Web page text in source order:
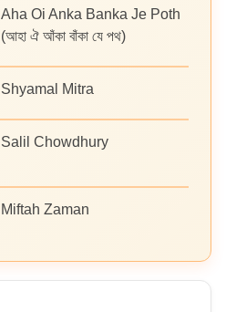
Aha Oi Anka Banka Je Poth
(আহা ঐ আঁকা বাঁকা যে পথ)
Shyamal Mitra
Salil Chowdhury
Miftah Zaman